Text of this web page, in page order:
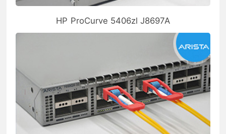
HP ProCurve 5406zl J8697A